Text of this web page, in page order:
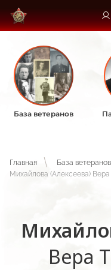
База ветеранов
Главная
База ветеранов
Михайлова (Алексеева) Вера
Вера